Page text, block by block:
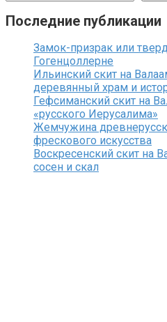
Последние публикации
Замок-призрак или
Гогенцоллерне
Ильинский скит на
деревянный храм и
Гефсиманский скит на
«русского Иерусалима»
Жемчужина
фрескового искусства
Воскресенский скит на
сосен и скал